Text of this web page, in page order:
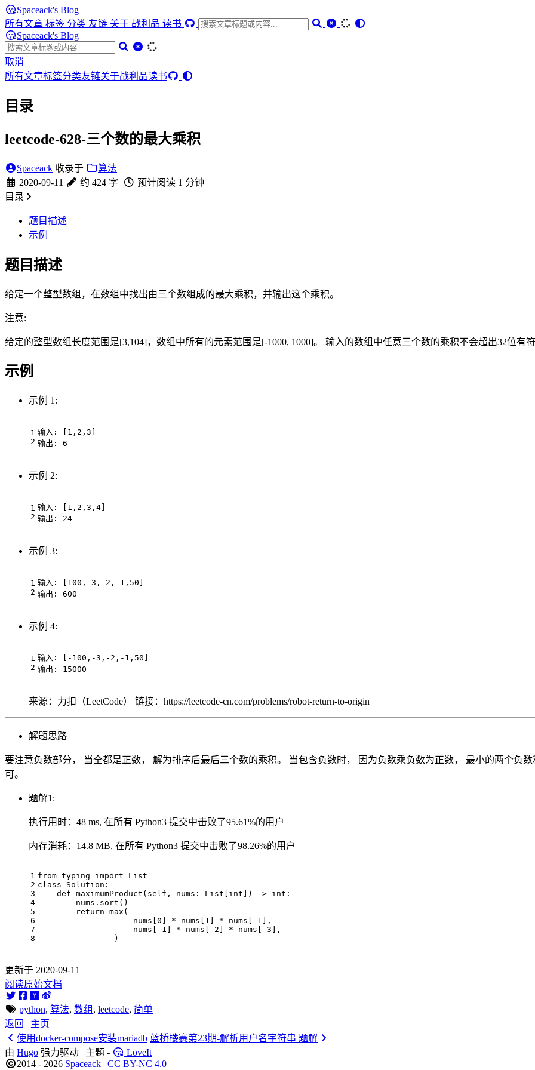
Spaceack's Blog
所有文章 标签 分类 友链 关于 战利品 读书
Spaceack's Blog
取消
所有文章标签分类友链关于战利品读书
目录
leetcode-628-三个数的最大乘积
Spaceack 收录于
算法
2020-09-11
约 424 字
预计阅读 1 分钟
目录
题目描述
示例
题目描述
给定一个整型数组，在数组中找出由三个数组成的最大乘积，并输出这个乘积。
注意:
给定的整型数组长度范围是[3,104]，数组中所有的元素范围是[-1000, 1000]。 输入的数组中任意三个数的乘积不会超出32位有符
示例
示例 1:
输入: [1,2,3]
示例 2:
输入: [1,2,3,4]
示例 3:
输入: [100,-3,-2,-1,50]
示例 4:
输入: [-100,-3,-2,-1,50]
来源：力扣（LeetCode） 链接：https://leetcode-cn.com/problems/robot-return-to-origin
解题思路
要注意负数部分， 当全都是正数， 解为排序后最后三个数的乘积。 当包含负数时， 因为负数乘负数为正数， 最小的两个负
可。
题解1:
执行用时：48 ms, 在所有 Python3 提交中击败了95.61%的用户
内存消耗：14.8 MB, 在所有 Python3 提交中击败了98.26%的用户
from typing import
List
class
Solution :
def maximumProduct ( self , nums : List int ]) -> int :
nums . sort ()
return max (
nums 0 * nums 1 * nums - 1 ],
nums
- 1 * nums - 2 * nums -3 ],
)
更新于 2020-09-11
阅读原始文档
python, 算法, 数组 , leetcode, 简单
返回 | 主页
使用docker-compose安装mariadb 蓝桥楼赛第23期-解析用户名字符串 题解
由 Hugo 强力驱动 | 主题 -
LoveIt
2014 - 2026 Spaceack | CC BY-NC 4.0